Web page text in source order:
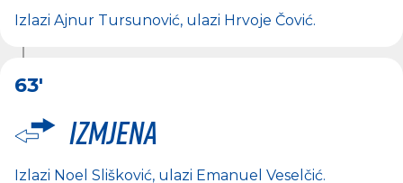
Izlazi Ajnur Tursunović, ulazi Hrvoje Čović.
63'
Izmjena
Izlazi Noel Slišković, ulazi Emanuel Veselčić.